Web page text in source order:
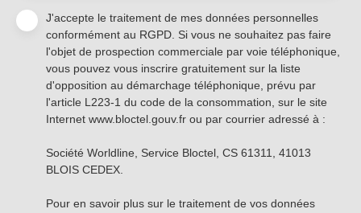
J'accepte le traitement de mes données personnelles
conformément au RGPD. Si vous ne souhaitez pas faire
l'objet de prospection commerciale par voie téléphonique,
vous pouvez vous inscrire gratuitement sur la liste
d'opposition au démarchage téléphonique, prévu par
l'article L223-1 du code de la consommation, sur le site
Internet www.bloctel.gouv.fr ou par courrier adressé à :
Société Worldline, Service Bloctel, CS 61311, 41013
BLOIS CEDEX.
Pour en savoir plus sur le traitement de vos données